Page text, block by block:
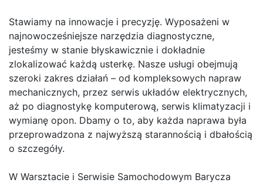
Stawiamy na innowacje i precyzję. Wyposażeni w
najnowocześniejsze narzędzia diagnostyczne,
jesteśmy w stanie błyskawicznie i dokładnie
zlokalizować każdą usterkę. Nasze usługi obejmują
szeroki zakres działań – od kompleksowych napraw
mechanicznych, przez serwis układów elektrycznych,
aż po diagnostykę komputerową, serwis klimatyzacji i
wymianę opon. Dbamy o to, aby każda naprawa była
przeprowadzona z najwyższą starannością i dbałością
o szczegóły.
W Warsztacie i Serwisie Samochodowym Barycza